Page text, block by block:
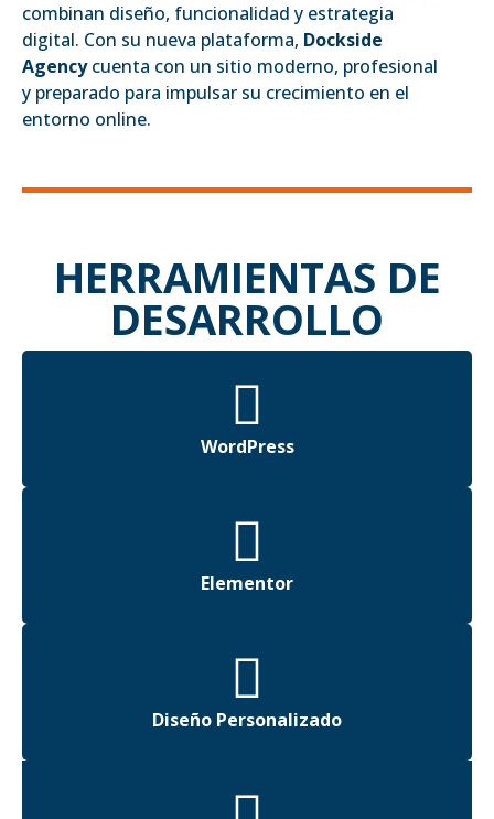
combinan diseño, funcionalidad y estrategia
digital. Con su nueva plataforma, Dockside
Agencycuenta con un sitio moderno, profesional
y preparado para impulsar su crecimiento en el
entorno online.
HERRAMIENTAS DE
DESARROLLO
WordPress
Elementor
Diseño Personalizado